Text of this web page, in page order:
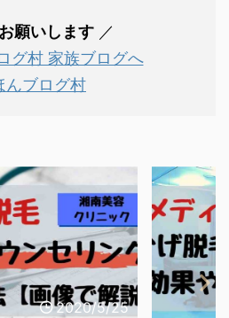
願いします ／
んブログ村
2020/5/25